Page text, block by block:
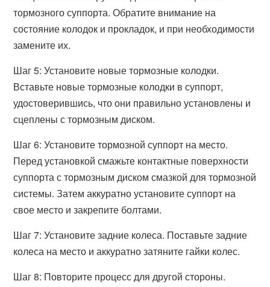
тормозного суппорта. Обратите внимание на
состояние колодок и прокладок, и при необходимости
замените их.
Шаг 5: Установите новые тормозные колодки.
Вставьте новые тормозные колодки в суппорт,
удостоверившись, что они правильно установлены и
сцеплены с тормозным диском.
Шаг 6: Установите тормозной суппорт на место.
Перед установкой смажьте контактные поверхности
суппорта с тормозным диском смазкой для тормозной
системы. Затем аккуратно установите суппорт на
свое место и закрепите болтами.
Шаг 7: Установите задние колеса. Поставьте задние
колеса на место и аккуратно затяните гайки колес.
Шаг 8: Повторите процесс для другой стороны.